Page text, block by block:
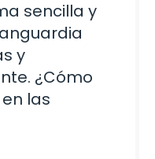
sencilla y
y
¿Cómo
las